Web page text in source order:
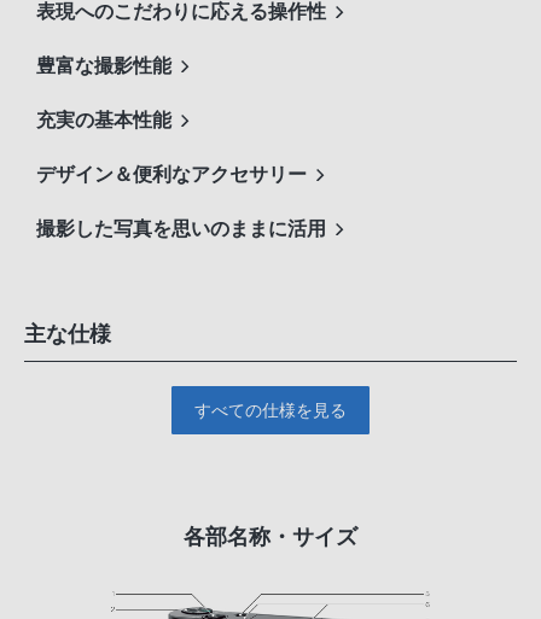
表現へのこだわりに応える操作性
豊富な撮影性能
充実の基本性能
デザイン＆便利なアクセサリー
撮影した写真を思いのままに活用
主な仕様
すべての仕様を見る
各部名称・サイズ